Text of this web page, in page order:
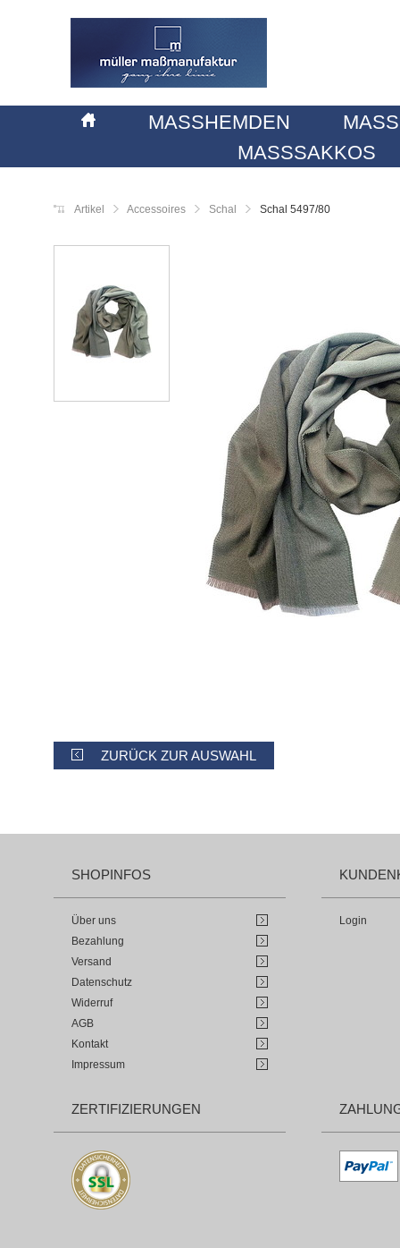
MASSHEMDEN
MASSSAKKOS
Artikel Accessoires Schal Schal 5497/80
ZURÜCK ZUR AUSWAHL
SHOPINFOS
Über uns
Bezahlung
Versand
Datenschutz
Widerruf
AGB
Kontakt
Impressum
Login
ZERTIFIZIERUNGEN